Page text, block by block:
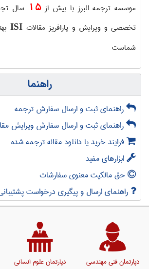
موسسه ترجمه البرز با بیش از15 سال
تخصصی و ویرایش و پارافریز مقالاتISI
شماست
راهنما
راهنمای ثبت و ارسال سفارش ترجمه
راهنمای ثبت و ارسال سفارش ویرایش
فرایند خرید یا دانلود مقاله ترجمه شده
ابزارهای مفید
حق مالکیت معنوی سفارشات
راهنمای ارسال و پیگیری درخواست
دپارتمان فنی مهندسی دپارتمان علوم انسانی